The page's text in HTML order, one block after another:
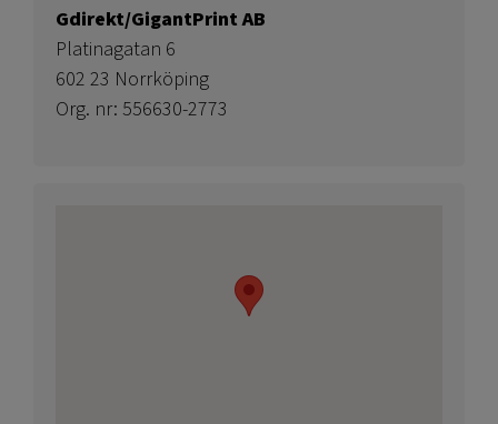
Gdirekt/GigantPrint AB
Platinagatan 6
602 23 Norrköping
Org. nr: 556630-2773